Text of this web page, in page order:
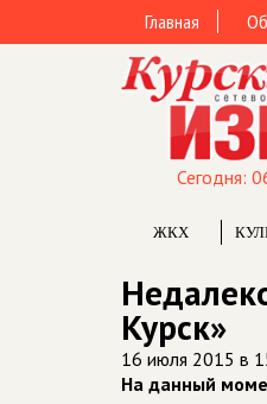
Главная
Сегодня:
ЖКХ
Курск»
16 июля 2015 в
На данный